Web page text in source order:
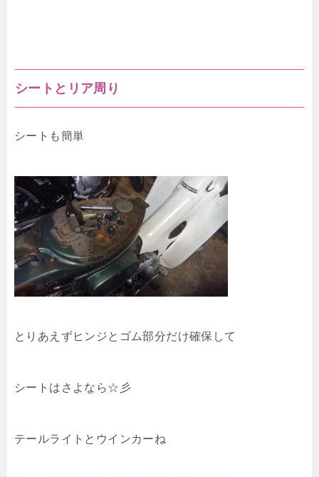
シートとリア周り
シートも簡単
とりあえずヒンジとゴム部分だけ確保して
シートはさよなら☆彡
テールライトとウインカーね